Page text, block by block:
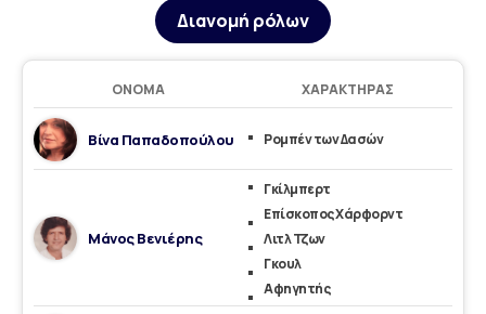
Διανομή ρόλων
ΌΝΟΜΑ ΧΑΡΑΚΤΉΡΑΣ
Βίνα Παπαδοπούλου Ρομπέν των Δασών
Μάνος Βενιέρης
Γκίλμπερτ
Επίσκοπος Χάρφορντ
Λιτλ Τζων
Γκουλ
Αφηγητής